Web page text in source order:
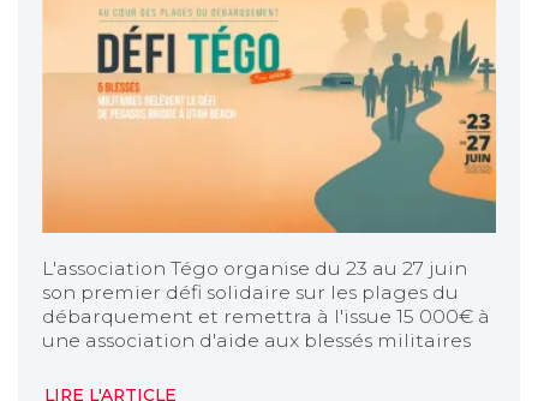
L'association Tégo organise du 23 au 27 juin
son premier défi solidaire sur les plages du
débarquement et remettra à l'issue 15 000€ à
une association d'aide aux blessés militaires
LIRE L'ARTICLE